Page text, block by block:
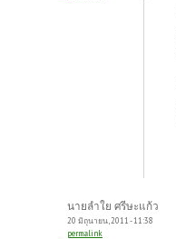
นายลำใย ศรีษะแก้ว
20 มิถุนายน, 2011 - 11:38
permalink